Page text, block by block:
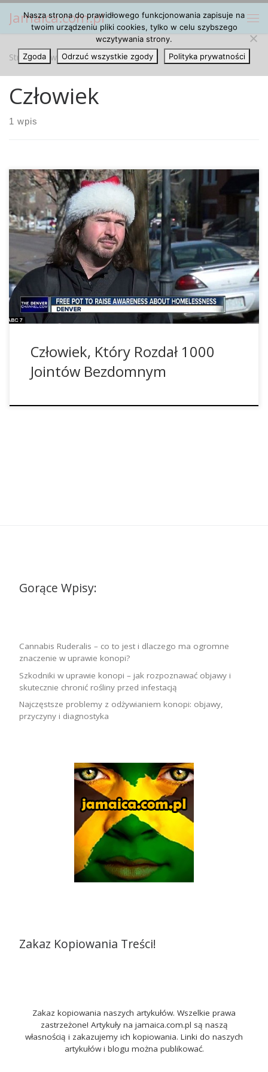
Przejdź do treści
Jamaica.com.pl
Strona główna » Człowiek
Człowiek
1 wpis
Nick DiCenzo z okazji Świąt Bożego Narodzenia wpadł na
genialny pomysł i przy okazji zrobił dobry uczynek.
Uprawiając w domu marihuanę wyprodukował taki jej
zapas, że postanowił się nią podzielić, bo na sprzedaż nie
miał potrzebnej licencji. W samą Wigilię ruszył wraz z
wolontariuszami ze swojej organizacji Cannabis Can na […]
Człowiek, Który Rozdał 1000
Jointów Bezdomnym
Gorące Wpisy:
Cannabis Ruderalis – co to jest i dlaczego ma ogromne
znaczenie w uprawie konopi?
Szkodniki w uprawie konopi – jak rozpoznawać objawy i
skutecznie chronić rośliny przed infestacją
Najczęstsze problemy z odżywianiem konopi: objawy,
przyczyny i diagnostyka
Zakaz Kopiowania Treści!
Zakaz kopiowania naszych artykułów. Wszelkie prawa
zastrzeżone! Artykuły na jamaica.com.pl są naszą
własnością i zakazujemy ich kopiowania. Linki do naszych
artykułów i blogu można publikować.
Nasza strona do prawidłowego funkcjonowania zapisuje na
twoim urządzeniu pliki cookies, tylko w celu szybszego
wczytywania strony.
Zgoda
Odrzuć wszystkie zgody Polityka prywatności